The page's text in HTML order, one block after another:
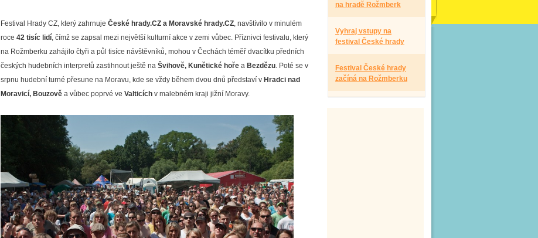
Festival Hrady CZ, který zahrnuje České hrady.CZ a Moravské hrady.CZ, navštívilo v minulém
roce 42 tisíc lidí, čímž se zapsal mezi největší kulturní akce v zemi vůbec. Příznivci festivalu, který
na Rožmberku zahájilo čtyři a půl tisíce návštěvníků, mohou v Čechách téměř dvacítku předních
českých hudebních interpretů zastihnout ještě na Švihově, Kunětické hoře a Bezdězu. Poté se v
srpnu hudební turné přesune na Moravu, kde se vždy během dvou dnů představí v Hradci nad
Moravicí, Bouzově a vůbec poprvé ve Valticích v malebném kraji jižní Moravy.
na hradě Rožmberk
Vyhraj vstupy na
festival České hrady
Festival České hrady
začíná na Rožmberku